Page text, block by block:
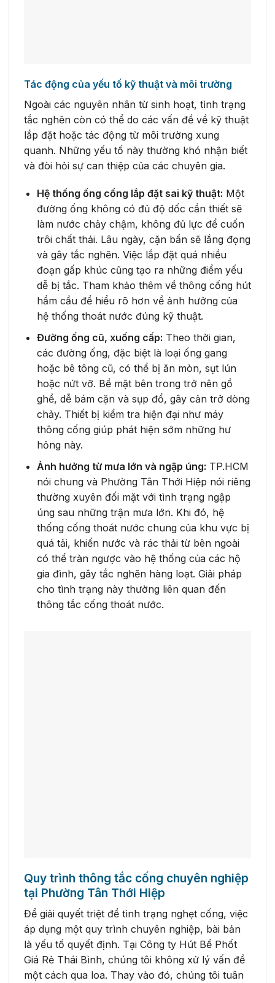
Tác động của yếu tố kỹ thuật và môi trường
Ngoài các nguyên nhân từ sinh hoạt, tình trạng
tắc nghẽn còn có thể do các vấn đề về kỹ thuật
lắp đặt hoặc tác động từ môi trường xung
quanh. Những yếu tố này thường khó nhận biết
và đòi hỏi sự can thiệp của các chuyên gia.
Hệ thống ống cống lắp đặt sai kỹ thuật: Một
đường ống không có đủ độ dốc cần thiết sẽ
làm nước chảy chậm, không đủ lực để cuốn
trôi chất thải. Lâu ngày, cặn bẩn sẽ lắng đọng
và gây tắc nghẽn. Việc lắp đặt quá nhiều
đoạn gấp khúc cũng tạo ra những điểm yếu
dễ bị tắc. Tham khảo thêm về thông cống hút
hầm cầu để hiểu rõ hơn về ảnh hưởng của
hệ thống thoát nước đúng kỹ thuật.
Đường ống cũ, xuống cấp: Theo thời gian,
các đường ống, đặc biệt là loại ống gang
hoặc bê tông cũ, có thể bị ăn mòn, sụt lún
hoặc nứt vỡ. Bề mặt bên trong trở nên gồ
ghề, dễ bám cặn và sụp đổ, gây cản trở dòng
chảy. Thiết bị kiểm tra hiện đại như máy
thông cống giúp phát hiện sớm những hư
hỏng này.
Ảnh hưởng từ mưa lớn và ngập úng: TP.HCM
nói chung và Phường Tân Thới Hiệp nói riêng
thường xuyên đối mặt với tình trạng ngập
úng sau những trận mưa lớn. Khi đó, hệ
thống cống thoát nước chung của khu vực bị
quá tải, khiến nước và rác thải từ bên ngoài
có thể tràn ngược vào hệ thống của các hộ
gia đình, gây tắc nghẽn hàng loạt. Giải pháp
cho tình trạng này thường liên quan đến
thông tắc cống thoát nước.
Quy trình thông tắc cống chuyên nghiệp
tại Phường Tân Thới Hiệp
Để giải quyết triệt để tình trạng nghẹt cống, việc
áp dụng một quy trình chuyên nghiệp, bài bản
là yếu tố quyết định. Tại Công ty Hút Bể Phốt
Giá Rẻ Thái Bình, chúng tôi không xử lý vấn đề
một cách qua loa. Thay vào đó, chúng tôi tuân